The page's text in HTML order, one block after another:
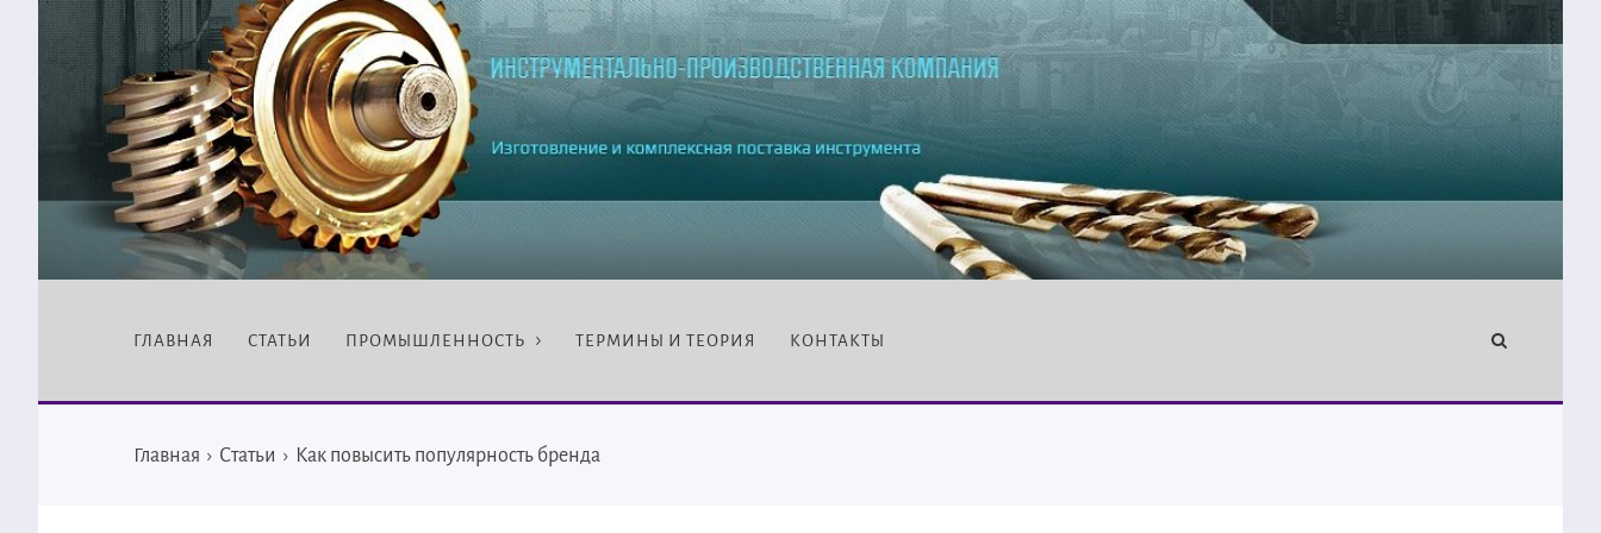
ГЛАВНАЯ СТАТЬИ ПРОМЫШЛЕННОСТЬ ТЕРМИНЫ И ТЕОРИЯ КОНТАКТЫ
Главная › Статьи › Как повысить популярность бренда